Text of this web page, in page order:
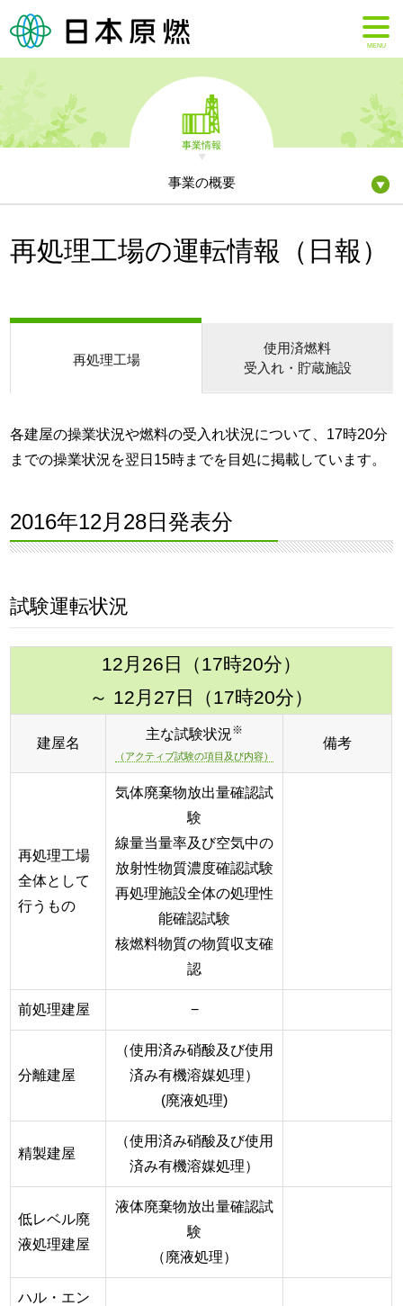
MENU
事業情報
事業の概要
再処理工場の運転情報（日報）
再処理工場
使用済燃料
受入れ・貯蔵施設
各建屋の操業状況や燃料の受入れ状況について、17時20分
までの操業状況を翌日15時までを目処に掲載しています。
2016年12月28日発表分
試験運転状況
12月26日（17時20分）
～ 12月27日（17時20分）
建屋名
主な試験状況※
（アクティブ試験の項目及び内容）
備考
再処理工場
全体として
行うもの
気体廃棄物放出量確認試
験
線量当量率及び空気中の
放射性物質濃度確認試験
再処理施設全体の処理性
能確認試験
核燃料物質の物質収支確
認
前処理建屋 −
分離建屋
（使用済み硝酸及び使用
済み有機溶媒処理）
(廃液処理)
精製建屋
（使用済み硝酸及び使用
済み有機溶媒処理）
低レベル廃
液処理建屋
液体廃棄物放出量確認試
験
（廃液処理）
ハル・エン